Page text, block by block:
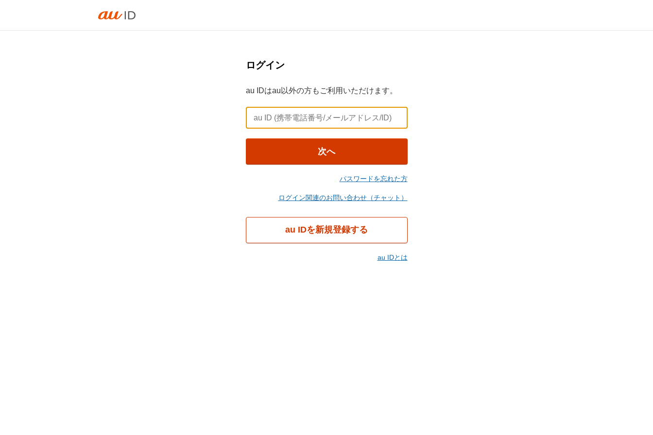
ログイン
au IDはau以外の方もご利用いただけます。
次へ
パスワードを忘れた方
ログイン関連のお問い合わせ（チャット）
au IDを新規登録する
au IDとは